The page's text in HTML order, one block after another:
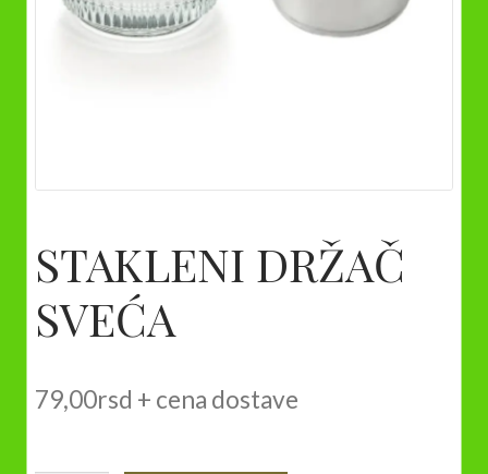
STAKLENI DRŽAČ
SVEĆA
79,00rsd + cena dostave